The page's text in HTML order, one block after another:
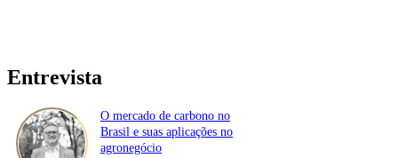
Entrevista
O mercado de carbono no
Brasil e suas aplicações no
agronegócio